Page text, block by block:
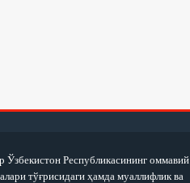
Ўзбекистон Республикасининг оммавий
тўғрисидаги ҳамда муаллифлик ва